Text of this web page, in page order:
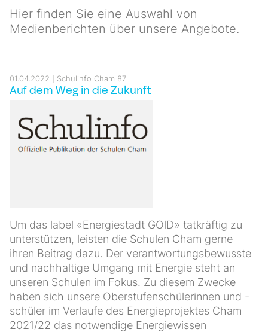
Hier finden Sie eine Auswahl von
Medienberichten über unsere Angebote.
01.04.2022 Schulinfo Cham 87
Auf dem Weg in die Zukunft
Um das label «Energiestadt GOlD» tatkräftig zu
unterstützen, leisten die Schulen Cham gerne
ihren Beitrag dazu. Der verantwortungsbewusste
und nachhaltige Umgang mit Energie steht an
unseren Schulen im Fokus. Zu diesem Zwecke
haben sich unsere Oberstufenschülerinnen und -
schüler im Verlaufe des Energieprojektes Cham
2021/22 das notwendige Energiewissen